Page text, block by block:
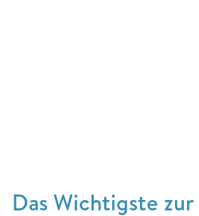
Das Wichtigste zur